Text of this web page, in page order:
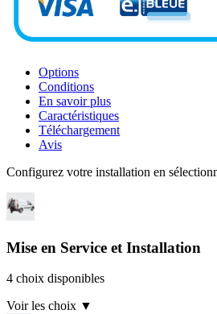
Options
Conditions
En savoir plus
Caractéristiques
Téléchargement
Avis
Configurez votre installation en
Mise en Service et Installation
4 choix disponibles
Voir les choix ▼